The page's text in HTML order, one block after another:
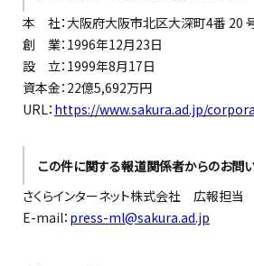
本 社：大阪府大阪市北区大深町4番 20
創 業： 1996年12月23日
設 立：1999年8月17日
資本金： 22億5,692万円
URL： https://www.sakura.ad.jp/
この件に関する報道関係者からのお問
さくらインターネット株式会社 広報担当
E-mail： press-ml@sakura.ad.jp